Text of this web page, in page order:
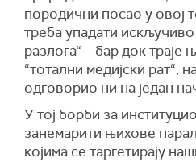
породични посао у овој
треба упадати искључиво
разлога“ – бар док траје
“тотални медијски рат“,
одговорио ни на један
У тој борби за
занемарити њихове
којима се таргетирају